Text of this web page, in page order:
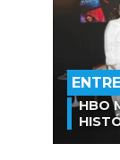
HBO